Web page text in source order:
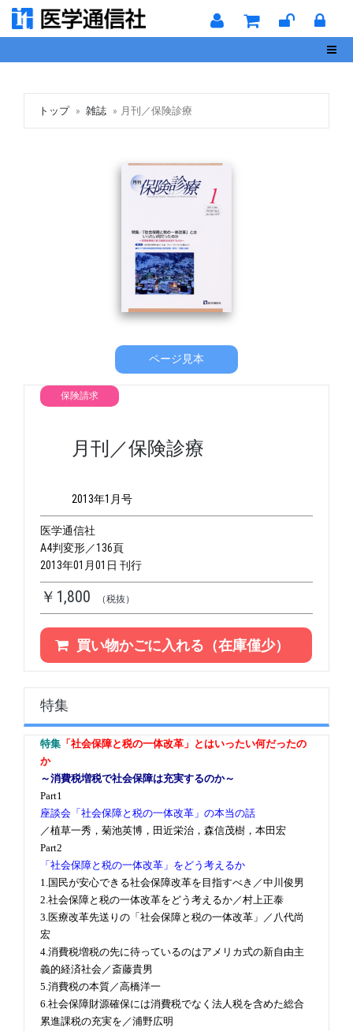
トップ 雑誌 月刊／保険診療
ページ見本
保険請求
月刊／保険診療
2013年1月号
医学通信社
A4判変形／136頁
2013年01月01日 刊行
￥1,800 （税抜）
買い物かごに入れる（在庫僅少）
特集
特集 「社会保障と税の一体改革」とはいったい何だったの
か
～消費税増税で社会保障は充実するのか～
Part1
座談会「社会保障と税の一体改革」の本当の話
／植草一秀，菊池英博，田近栄治，森信茂樹，本田宏
Part2
「社会保障と税の一体改革」をどう考えるか
1.国民が安心できる社会保障改革を目指すべき／中川俊男
2.社会保障と税の一体改革をどう考えるか／村上正泰
3.医療改革先送りの「社会保障と税の一体改革」／八代尚
宏
4.消費税増税の先に待っているのはアメリカ式の新自由主
義的経済社会／斎藤貴男
5.消費税の本質／高橋洋一
6.社会保障財源確保には消費税でなく法人税を含めた総合
累進課税の充実を／浦野広明